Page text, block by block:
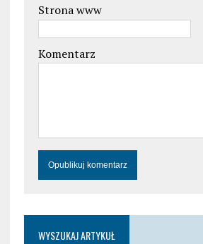
Strona www
Komentarz
WYSZUKAJ ARTYKUŁ